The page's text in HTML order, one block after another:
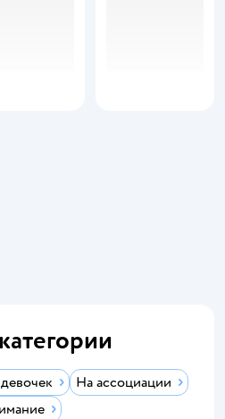
На ассоциации